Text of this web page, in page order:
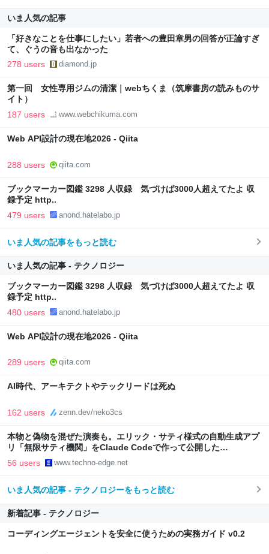
いま人気の記事
「好きなことを仕事にしたい」若者への豊田章男の回答が正論すぎ
て、ぐうの音も出なかった
278 users diamond.jp
第一回 女性専用ジムの清潔｜webちくま（筑摩書房の読みものサ
イト）
187 users www.webchikuma.com
Web API設計の現在地2026 - Qiita
288 users qiita.com
ブックマーカー図鑑 3298 人収録 気づけば3000人超えてたよ 収
録予定 http..
479 users anond.hatelabo.jp
いま人気の記事をもっと読む
いま人気の記事 - テクノロジー
ブックマーカー図鑑 3298 人収録 気づけば3000人超えてたよ 収
録予定 http..
480 users anond.hatelabo.jp
Web API設計の現在地2026 - Qiita
289 users qiita.com
AI時代、アーキテクトやテックリードは死ぬ
162 users zenn.dev/neko3cs
本物と偽物を混ぜた演奏も。エリック・サティ様式の自動生成アプ
リ「無限サティ機関」をClaude Codeで作って公開した
（CloseBox） | テクノエッジ TechnoEdge
56 users www.techno-edge.net
いま人気の記事 - テクノロジーをもっと読む
新着記事 - テクノロジー
コーディングエージェントを安全に使うための実務ガイド v0.2